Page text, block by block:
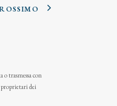
o trasmessa con
proprietari dei